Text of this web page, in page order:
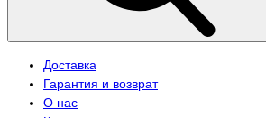
Доставка
Гарантия и возврат
О нас